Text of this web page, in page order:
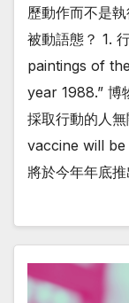
歷動作而不是
被動語態？ 1.
paintings of
year 1988.” 博
採取行動的人
vaccine will
將於今年年底